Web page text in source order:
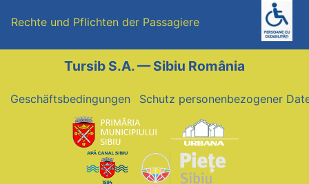
Rechte und Pflichten der Passagiere
Tursib S.A. — Sibiu România
Geschäftsbedingungen Schutz personenbezogener